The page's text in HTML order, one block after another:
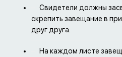
Свидетели должны
скрепить завещание в
друг друга.
На каждом листе